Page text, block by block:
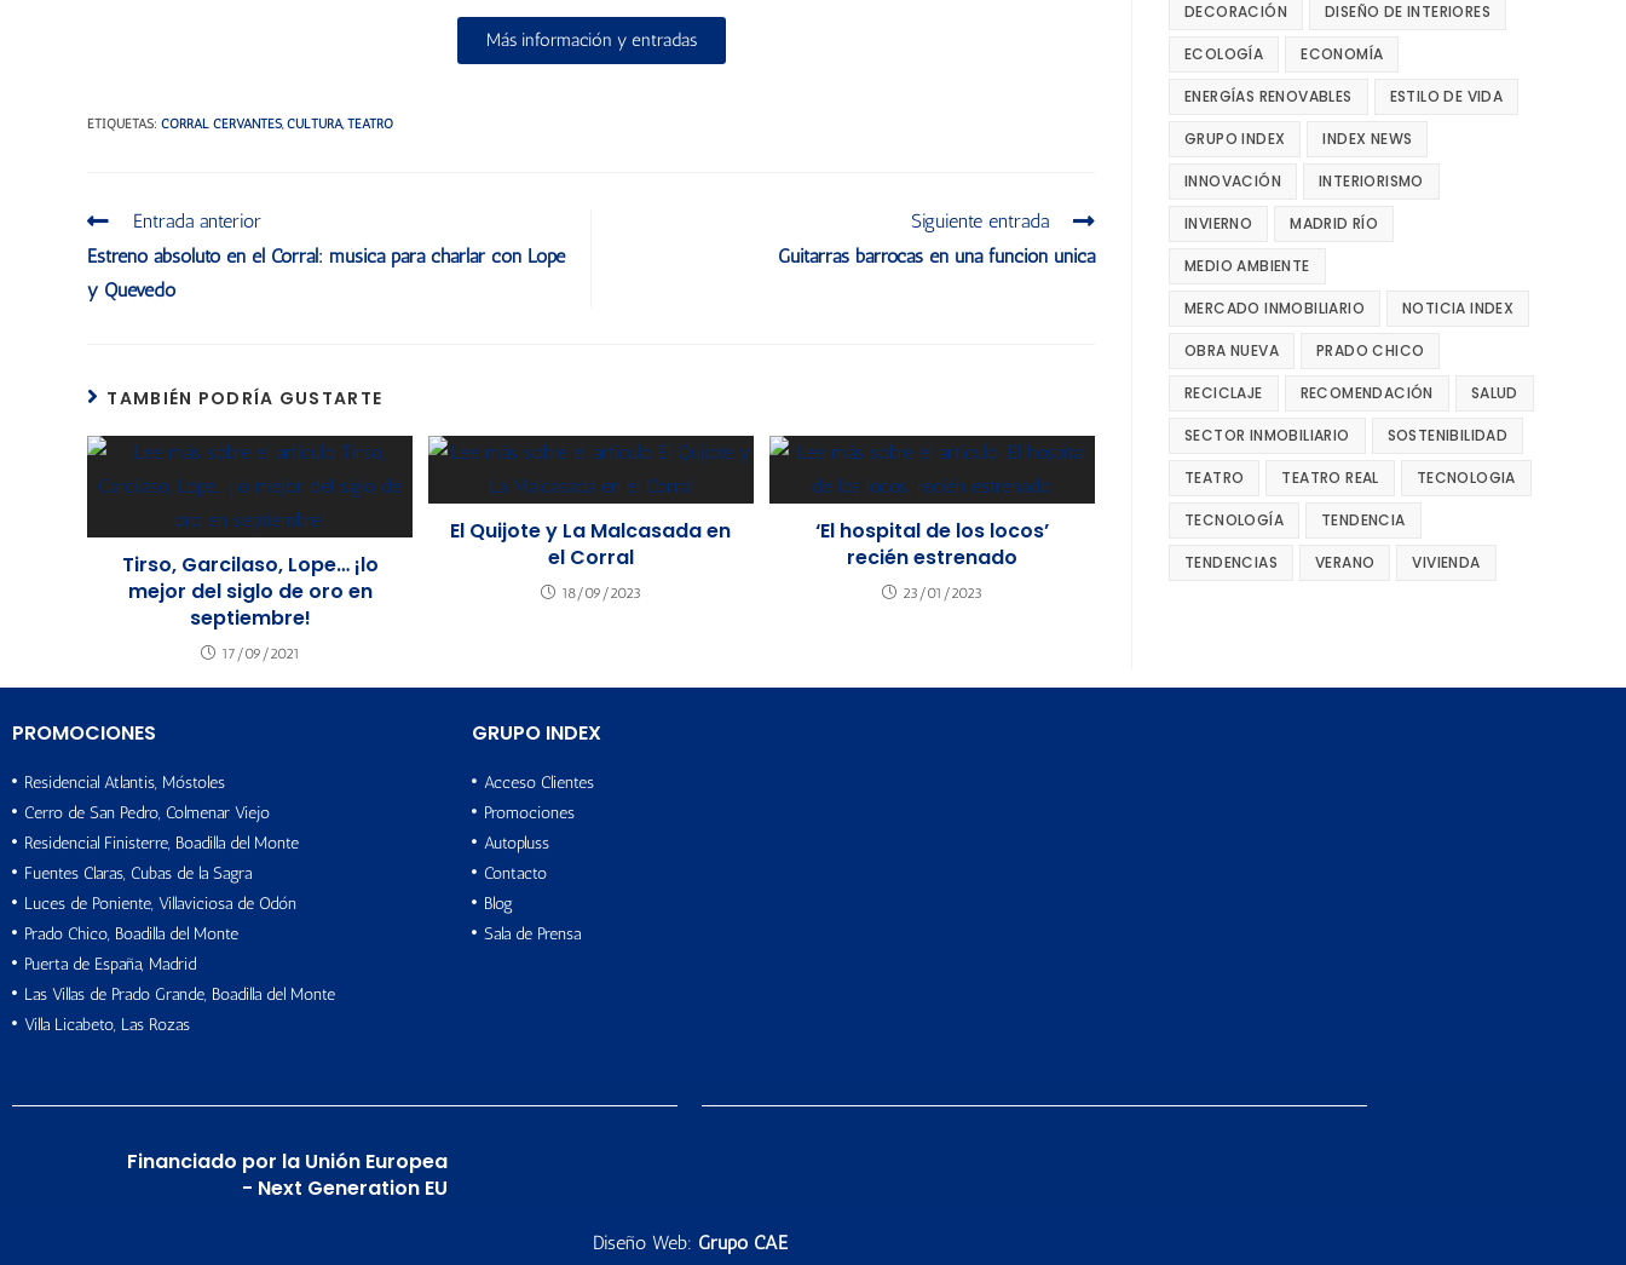
Más información y entradas
ETIQUETAS: CORRAL CERVANTES CULTURA TEATRO
Entrada anterior
Estreno absoluto en el Corral: música para charlar con Lope
y Quevedo
Siguiente entrada
Guitarras barrocas en una función única
TAMBIÉN PODRÍA GUSTARTE
Tirso, Garcilaso, Lope… ¡lo
mejor del siglo de oro en
septiembre!
17/09/2021
El Quijote y La Malcasada en
el Corral
18/09/2023
‘El hospital de los locos’
recién estrenado
23/01/2023
DECORACIÓN DISEÑO DE INTERIORES
ECOLOGÍA ECONOMÍA
ENERGÍAS RENOVABLES ESTILO DE VIDA
GRUPO INDEX INDEX NEWS
INNOVACIÓN INTERIORISMO
INVIERNO MADRID RÍO
MEDIO AMBIENTE
MERCADO INMOBILIARIO NOTICIA INDEX
OBRA NUEVA PRADO CHICO
RECICLAJE RECOMENDACIÓN SALUD
SECTOR INMOBILIARIO SOSTENIBILIDAD
TEATRO TEATRO REAL TECNOLOGIA
TECNOLOGÍA TENDENCIA
TENDENCIAS VERANO VIVIENDA
PROMOCIONES
Residencial Atlantis, Móstoles
Cerro de San Pedro, Colmenar Viejo
Residencial Finisterre, Boadilla del Monte
Fuentes Claras, Cubas de la Sagra
Luces de Poniente, Villaviciosa de Odón
Prado Chico, Boadilla del Monte
Puerta de España, Madrid
Las Villas de Prado Grande, Boadilla del Monte
Villa Licabeto, Las Rozas
GRUPO INDEX
Acceso Clientes
Promociones
Autopluss
Contacto
Blog
Sala de Prensa
Financiado por la Unión Europea
- Next Generation EU
Diseño Web: Grupo CAE